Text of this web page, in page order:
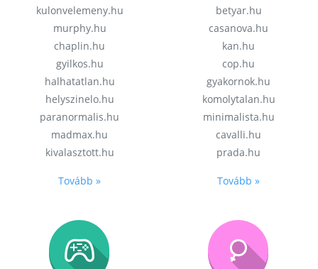
kulonvelemeny.hu
murphy.hu
chaplin.hu
gyilkos.hu
halhatatlan.hu
helyszinelo.hu
paranormalis.hu
madmax.hu
kivalasztott.hu
Tovább »
betyar.hu
casanova.hu
kan.hu
cop.hu
gyakornok.hu
komolytalan.hu
minimalista.hu
cavalli.hu
prada.hu
Tovább »